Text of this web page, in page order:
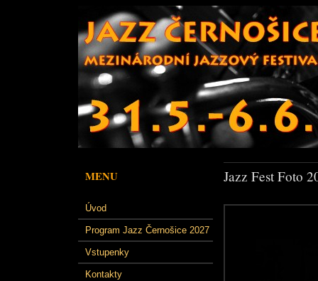
MENU
Úvod
Program Jazz Černošice 2027
Vstupenky
Kontakty
Jazz Fest Foto